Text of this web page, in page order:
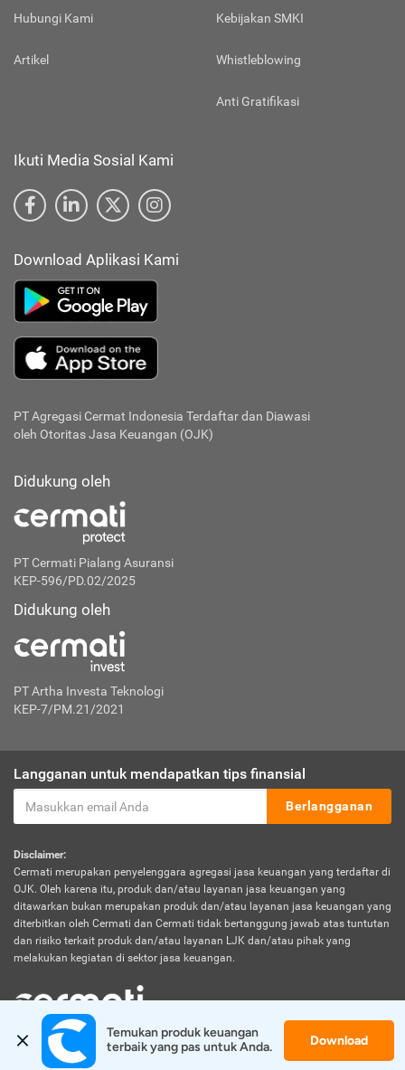
Hubungi Kami
Artikel
Kebijakan SMKI
Whistleblowing
Anti Gratifikasi
Ikuti Media Sosial Kami
Download Aplikasi Kami
PT Agregasi Cermat Indonesia Terdaftar dan Diawasi
oleh Otoritas Jasa Keuangan (OJK)
Didukung oleh
PT Cermati Pialang Asuransi
KEP-596/PD.02/2025
Didukung oleh
PT Artha Investa Teknologi
KEP-7/PM.21/2021
Langganan untuk mendapatkan tips finansial
Berlangganan
Disclaimer:
Cermati merupakan penyelenggara agregasi jasa keuangan yang terdaftar di
OJK. Oleh karena itu, produk dan/atau layanan jasa keuangan yang
ditawarkan bukan merupakan produk dan/atau layanan jasa keuangan yang
diterbitkan oleh Cermati dan Cermati tidak bertanggung jawab atas tuntutan
dan risiko terkait produk dan/atau layanan LJK dan/atau pihak yang
melakukan kegiatan di sektor jasa keuangan.
© 2026 Cermati. All Rights Reserved.
Temukan produk keuangan
terbaik yang pas untuk Anda.
Download